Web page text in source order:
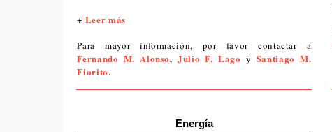
+ Leer más
Para mayor información, por favor contactar a
Fernando M. Alonso,Julio F. Lago y Santiago M.
Fiorito.
Energía